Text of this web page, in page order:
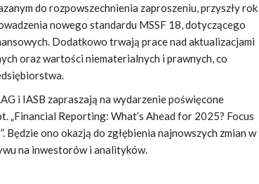
do rozpowszechnienia zaproszeniu, przyszły rok
nowego standardu MSSF 18, dotyczącego
Dodatkowo trwają prace nad aktualizacjami
oraz wartości niematerialnych i prawnych, co
i IASB zapraszają na wydarzenie poświęcone
„Financial Reporting: What’s Ahead for 2025? Focus
ono okazją do zgłębienia najnowszych zmian w
na inwestorów i analityków.